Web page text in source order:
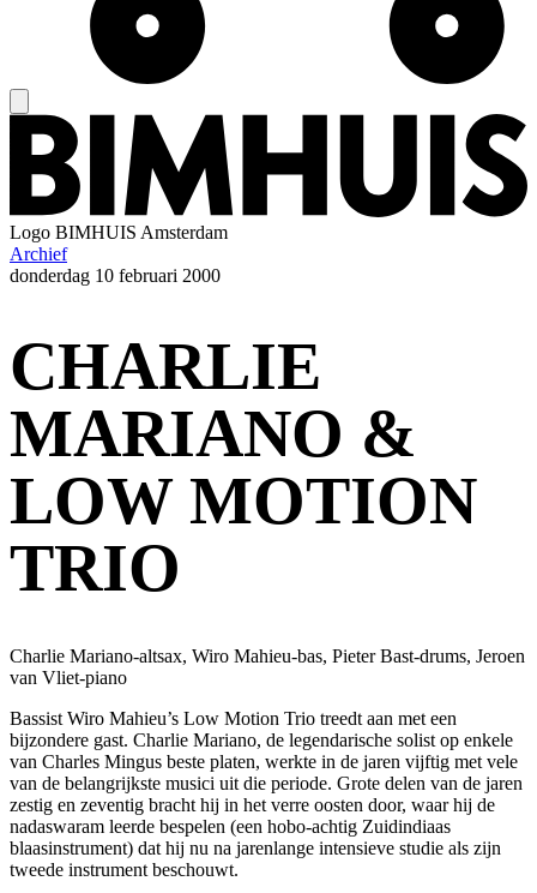
Logo BIMHUIS Amsterdam
Archief
donderdag 10 februari 2000
CHARLIE
MARIANO &
LOW MOTION
TRIO
Charlie Mariano-altsax, Wiro Mahieu-bas, Pieter Bast-drums, Jeroen
van Vliet-piano
Bassist Wiro Mahieu’s Low Motion Trio treedt aan met een
bijzondere gast. Charlie Mariano, de legendarische solist op enkele
van Charles Mingus beste platen, werkte in de jaren vijftig met vele
van de belangrijkste musici uit die periode. Grote delen van de jaren
zestig en zeventig bracht hij in het verre oosten door, waar hij de
nadaswaram leerde bespelen (een hobo-achtig Zuidindiaas
blaasinstrument) dat hij nu na jarenlange intensieve studie als zijn
tweede instrument beschouwt.